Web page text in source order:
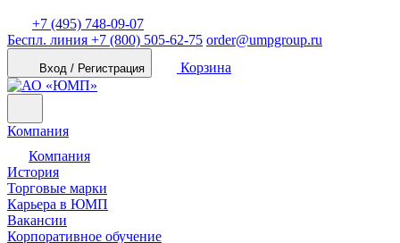
+7 (495) 748-09-07
Беспл. линия +7 (800) 505-62-75 order@umpgroup.ru
Вход / Регистрация Корзина
Компания
Компания
История
Торговые марки
Карьера в ЮМП
Вакансии
Корпоративное обучение